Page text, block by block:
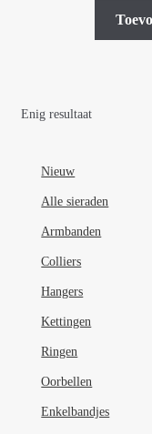
Enig resultaat
Nieuw
Alle sieraden
Armbanden
Colliers
Hangers
Kettingen
Ringen
Oorbellen
Enkelbandjes